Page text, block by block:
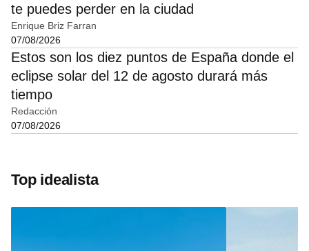
te puedes perder en la ciudad
Enrique Briz Farran
07/08/2026
Estos son los diez puntos de España donde el
eclipse solar del 12 de agosto durará más
tiempo
Redacción
07/08/2026
Top idealista